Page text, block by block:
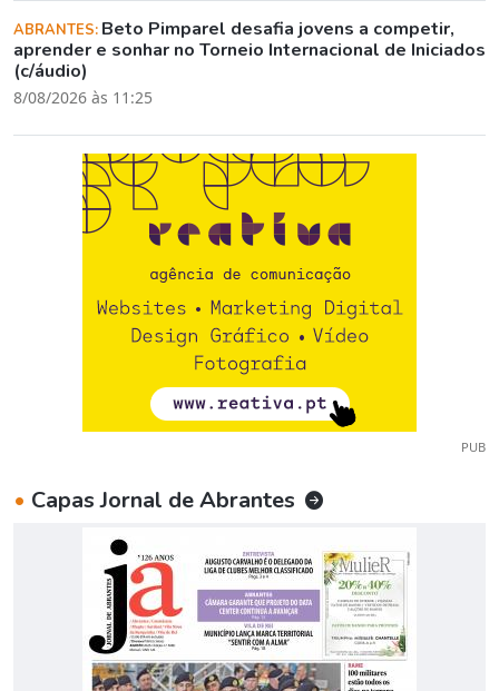
ABRANTES: Beto Pimparel desafia jovens a competir,
aprender e sonhar no Torneio Internacional de Iniciados
(c/áudio)
8/08/2026 às 11:25
PUB
• Capas Jornal de Abrantes